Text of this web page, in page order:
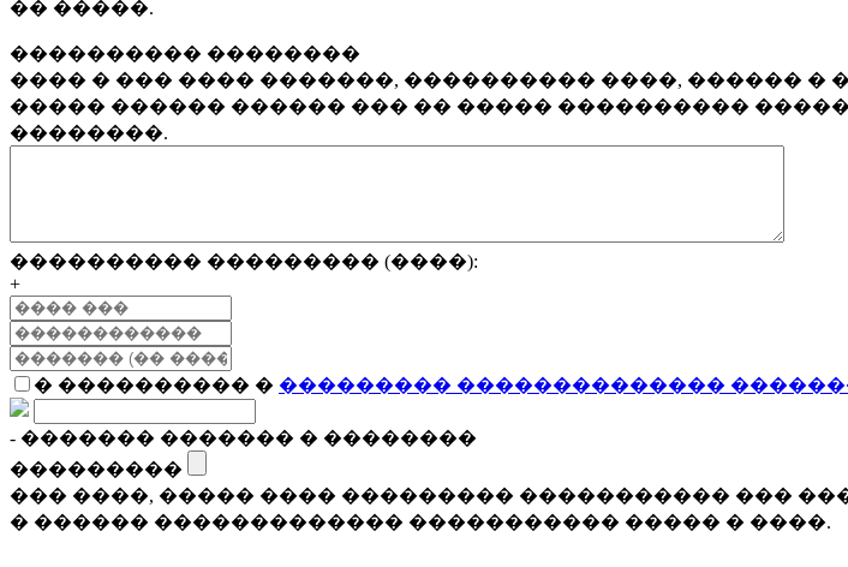
�� �����.
���������� ��������
���� � ��� ���� �������, ���������� ����, ������
����� ������ ������ ��� �� ����� ����������
��������.
���������� ��������� (����):
+
� ���������� � ��������� ��������������
- ������� ������� � ��������
���������
��� ����, ����� ���� ��������� ����������� ���
� ������ ������������� ����������� ����� � ����.